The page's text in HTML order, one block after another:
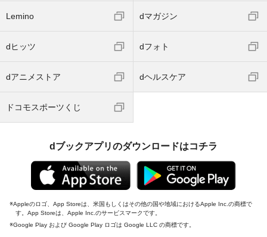
Lemino dマガジン
dヒッツ dフォト
dアニメストア dヘルスケア
ドコモスポーツくじ
dブックアプリのダウンロードはコチラ
Appleのロゴ、App Storeは、米国もしくはその他の国や地域におけるApple Inc.の商標で
す。App Storeは、Apple Inc.のサービスマークです。
Google Play および Google Play ロゴは Google LLC の商標です。